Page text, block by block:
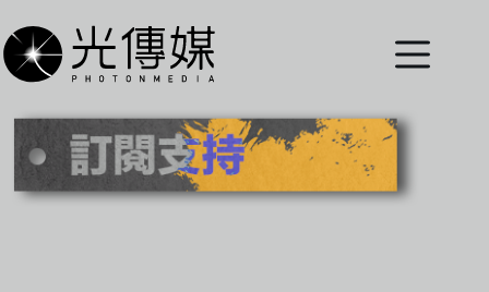
至
主
內